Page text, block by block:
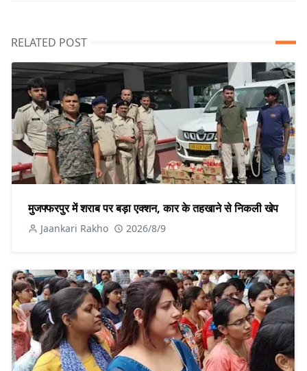
RELATED POST
मुजफ्फरपुर में शराब पर बड़ा एक्शन, कार के तहखाने से निकली खेप
Jaankari Rakho 2026/8/9